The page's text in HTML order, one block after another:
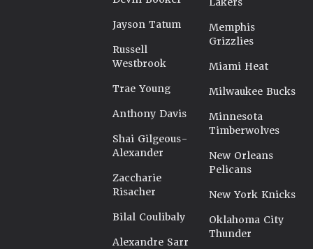
Jayson Tatum
Russell
Westbrook
Trae Young
Anthony Davis
Shai Gilgeous-
Alexander
Zaccharie
Risacher
Bilal Coulibaly
Alexandre Sarr
Memphis
Grizzlies
Miami Heat
Milwaukee Bucks
Minnesota
Timberwolves
New Orleans
Pelicans
New York Knicks
Oklahoma City
Thunder